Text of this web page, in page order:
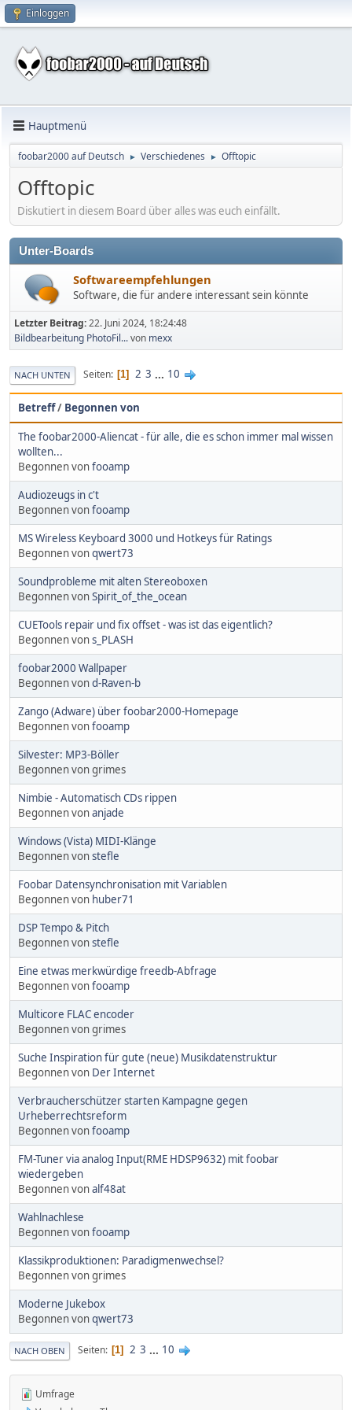
Einloggen
Hauptmenü
foobar2000 auf Deutsch ► Verschiedenes ► Offtopic
Offtopic
Diskutiert in diesem Board über alles was euch einfällt.
Unter-Boards
Softwareempfehlungen
Software, die für andere interessant sein könnte
Letzter Beitrag:22. Juni 2024, 18:24:48
Bildbearbeitung PhotoFil...von mexx
NACH UNTEN Seiten 1 2 3 ... 10
Betreff/ Begonnen von
The foobar2000-Aliencat - für alle, die es schon immer mal wissen
wollten...
Begonnen vonfooamp
Audiozeugs in c't
Begonnen vonfooamp
MS Wireless Keyboard 3000 und Hotkeys für Ratings
Begonnen vonqwert73
Soundprobleme mit alten Stereoboxen
Begonnen vonSpirit_of_the_ocean
CUETools repair und fix offset - was ist das eigentlich?
Begonnen vons_PLASH
foobar2000 Wallpaper
Begonnen vond-Raven-b
Zango (Adware) über foobar2000-Homepage
Begonnen vonfooamp
Silvester: MP3-Böller
Begonnen von grimes
Nimbie - Automatisch CDs rippen
Begonnen vonanjade
Windows (Vista) MIDI-Klänge
Begonnen vonstefle
Foobar Datensynchronisation mit Variablen
Begonnen von huber71
DSP Tempo & Pitch
Begonnen vonstefle
Eine etwas merkwürdige freedb-Abfrage
Begonnen vonfooamp
Multicore FLAC encoder
Begonnen von grimes
Suche Inspiration für gute (neue) Musikdatenstruktur
Begonnen von Der Internet
Verbraucherschützer starten Kampagne gegen
Urheberrechtsreform
Begonnen vonfooamp
FM-Tuner via analog Input(RME HDSP9632) mit foobar
wiedergeben
Begonnen vonalf48at
Wahlnachlese
Begonnen vonfooamp
Klassikproduktionen: Paradigmenwechsel?
Begonnen von grimes
Moderne Jukebox
Begonnen vonqwert73
NACH OBEN Seiten 1 2 3 ... 10
Umfrage